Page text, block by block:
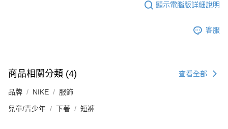
顯示電腦版詳細說明
客服
商品相關分類 (4) 查看全部
品牌 NIKE 服飾
兒童/青少年 下著 短褲